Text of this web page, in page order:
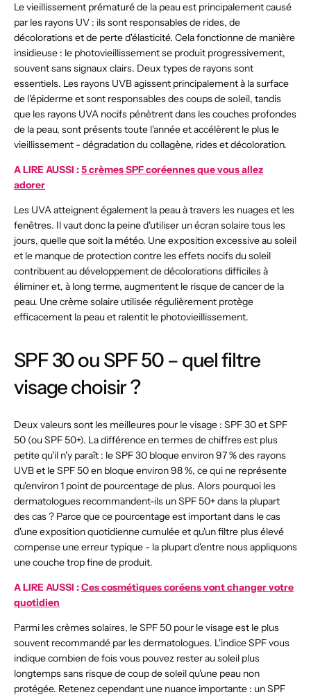
Le vieillissement prématuré de la peau est principalement causé
par les rayons UV : ils sont responsables de rides, de
décolorations et de perte d'élasticité. Cela fonctionne de manière
insidieuse : le photovieillissement se produit progressivement,
souvent sans signaux clairs. Deux types de rayons sont
essentiels. Les rayons UVB agissent principalement à la surface
de l'épiderme et sont responsables des coups de soleil, tandis
que les rayons UVA nocifs pénètrent dans les couches profondes
de la peau, sont présents toute l'année et accélèrent le plus le
vieillissement - dégradation du collagène, rides et décoloration.
A LIRE AUSSI :5 crèmes SPF coréennes que vous allez
adorer
Les UVA atteignent également la peau à travers les nuages et les
fenêtres. Il vaut donc la peine d'utiliser un écran solaire tous les
jours, quelle que soit la météo. Une exposition excessive au soleil
et le manque de protection contre les effets nocifs du soleil
contribuent au développement de décolorations difficiles à
éliminer et, à long terme, augmentent le risque de cancer de la
peau. Une crème solaire utilisée régulièrement protège
efficacement la peau et ralentit le photovieillissement.
SPF 30 ou SPF 50 – quel filtre
visage choisir ?
Deux valeurs sont les meilleures pour le visage : SPF 30 et SPF
50 (ou SPF 50+). La différence en termes de chiffres est plus
petite qu'il n'y paraît : le SPF 30 bloque environ 97 % des rayons
UVB et le SPF 50 en bloque environ 98 %, ce qui ne représente
qu'environ 1 point de pourcentage de plus. Alors pourquoi les
dermatologues recommandent-ils un SPF 50+ dans la plupart
des cas ? Parce que ce pourcentage est important dans le cas
d'une exposition quotidienne cumulée et qu'un filtre plus élevé
compense une erreur typique - la plupart d'entre nous appliquons
une couche trop fine de produit.
A LIRE AUSSI :Ces cosmétiques coréens vont changer votre
quotidien
Parmi les crèmes solaires, le SPF 50 pour le visage est le plus
souvent recommandé par les dermatologues. L'indice SPF vous
indique combien de fois vous pouvez rester au soleil plus
longtemps sans risque de coup de soleil qu'une peau non
protégée. Retenez cependant une nuance importante : un SPF